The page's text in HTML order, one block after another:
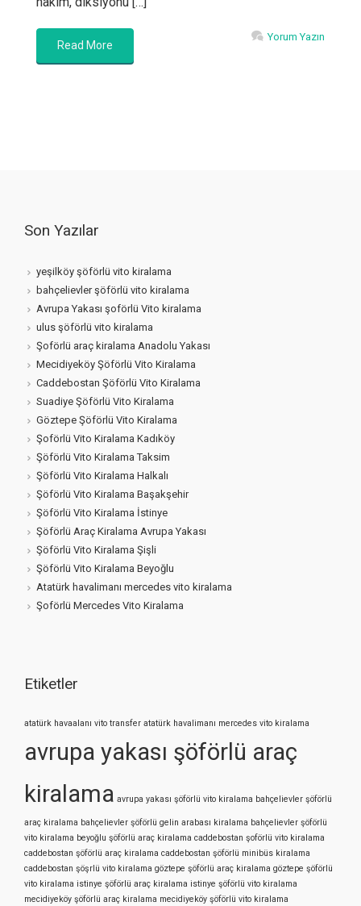
Read More
Yorum Yazın
Son Yazılar
yeşilköy şöförlü vito kiralama
bahçelievler şöförlü vito kiralama
Avrupa Yakası şoförlü Vito kiralama
ulus şöförlü vito kiralama
Şoförlü araç kiralama Anadolu Yakası
Mecidiyeköy Şöförlü Vito Kiralama
Caddebostan Şöförlü Vito Kiralama
Suadiye Şöförlü Vito Kiralama
Göztepe Şöförlü Vito Kiralama
Şoförlü Vito Kiralama Kadıköy
Şöförlü Vito Kiralama Taksim
Şöförlü Vito Kiralama Halkalı
Şöförlü Vito Kiralama Başakşehir
Şöförlü Vito Kiralama İstinye
Şöförlü Araç Kiralama Avrupa Yakası
Şöförlü Vito Kiralama Şişli
Şöförlü Vito Kiralama Beyoğlu
Atatürk havalimanı mercedes vito kiralama
Şoförlü Mercedes Vito Kiralama
Etiketler
atatürk havaalanı vito transfer atatürk havalimanı mercedes vito kiralama
avrupa yakası şöförlü araç
kiralama avrupa yakası şöförlü vito kiralama bahçelievler şöförlü
araç kiralama bahçelievler şöförlü gelin arabası kiralama bahçelievler şöförlü
vito kiralama beyoğlu şöförlü araç kiralama caddebostan şoförlü vito kiralama
caddebostan şöförlü araç kiralama caddebostan şöförlü minibüs kiralama
caddebostan şöşrlü vito kiralama göztepe şöförlü araç kiralama göztepe şöförlü
vito kiralama istinye şöförlü araç kiralama istinye şöförlü vito kiralama
mecidiyeköy şöförlü araç kiralama mecidiyeköy şöförlü vito kiralama